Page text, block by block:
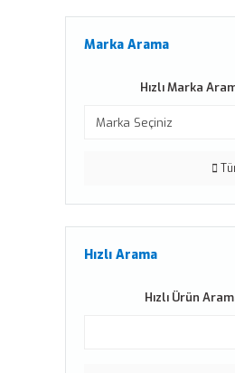
Marka Arama
Hızlı Marka
Hızlı Arama
Hızlı Ürün